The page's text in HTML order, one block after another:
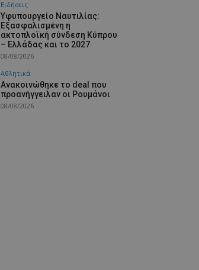
Ειδήσεις
Υφυπουργείο Ναυτιλίας:
Εξασφαλισμένη η
ακτοπλοϊκή σύνδεση Κύπρου
– Ελλάδας και το 2027
08/08/2026
Αθλητικά
Aνακοινώθηκε το deal που
προανήγγειλαν οι Ρουμάνοι
08/08/2026